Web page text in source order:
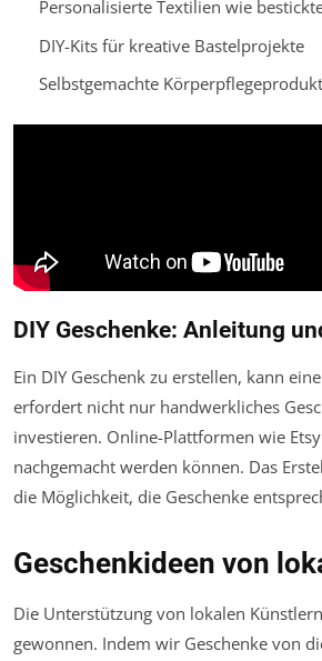
Personalisierte Textilien wie
DIY-Kits für kreative Bastelprojekte
Selbstgemachte
DIY Geschenke: Anleitung
Ein DIY Geschenk zu erstellen, kann
erfordert nicht nur handwerkliches
investieren. Online-Plattformen wie
nachgemacht werden können. Das
die Möglichkeit, die Geschenke
Geschenkideen von
Die Unterstützung von lokalen
gewonnen. Indem wir Geschenke von